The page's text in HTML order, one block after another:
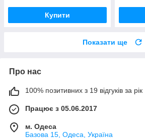
Купити
Показати ще
Про нас
100% позитивних з 19 відгуків за рік
Працює з 05.06.2017
м. Одеса
Базова 15, Одеса, Україна